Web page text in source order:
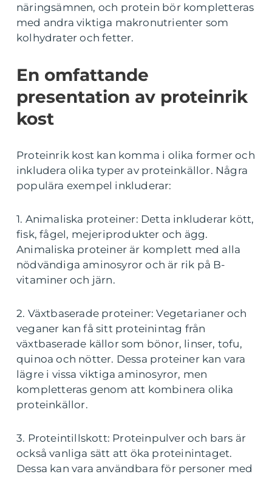
näringsämnen, och protein bör kompletteras
med andra viktiga makronutrienter som
kolhydrater och fetter.
En omfattande
presentation av proteinrik
kost
Proteinrik kost kan komma i olika former och
inkludera olika typer av proteinkällor. Några
populära exempel inkluderar:
1. Animaliska proteiner: Detta inkluderar kött,
fisk, fågel, mejeriprodukter och ägg.
Animaliska proteiner är komplett med alla
nödvändiga aminosyror och är rik på B-
vitaminer och järn.
2. Växtbaserade proteiner: Vegetarianer och
veganer kan få sitt proteinintag från
växtbaserade källor som bönor, linser, tofu,
quinoa och nötter. Dessa proteiner kan vara
lägre i vissa viktiga aminosyror, men
kompletteras genom att kombinera olika
proteinkällor.
3. Proteintillskott: Proteinpulver och bars är
också vanliga sätt att öka proteinintaget.
Dessa kan vara användbara för personer med